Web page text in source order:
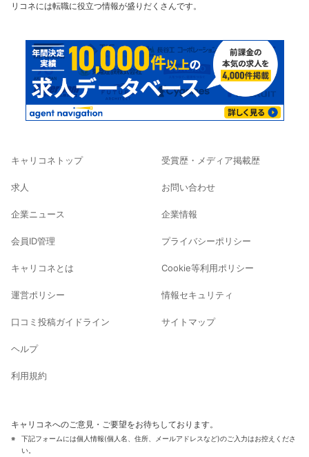
リコネには転職に役立つ情報が盛りだくさんです。
キャリコネトップ
求人
企業ニュース
会員ID管理
キャリコネとは
運営ポリシー
口コミ投稿ガイドライン
ヘルプ
利用規約
受賞歴・メディア掲載歴
お問い合わせ
企業情報
プライバシーポリシー
Cookie等利用ポリシー
情報セキュリティ
サイトマップ
キャリコネへのご意見・ご要望をお待ちしております。
下記フォームには個人情報(個人名、住所、メールアドレスなど)のご入力はお控えくださ
い。